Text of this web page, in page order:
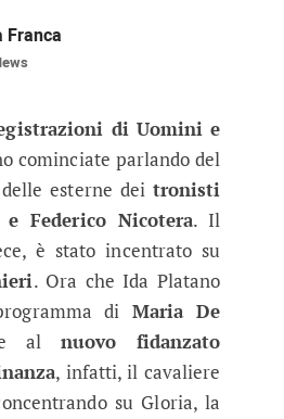
Franca
anticipazioni,
di Uomini e
cominciate parlando del
esterne dei tronisti
Federico Nicotera. Il
è stato incentrato su
. Ora che Ida Platano
di Maria De
al nuovo fidanzato
, infatti, il cavaliere
su Gloria, la